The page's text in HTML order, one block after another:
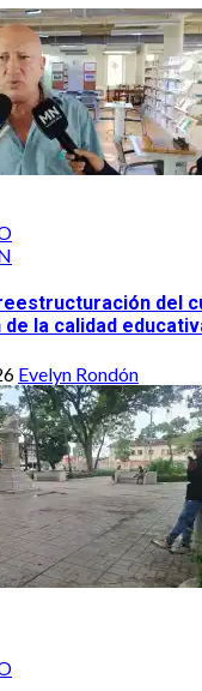
del
la calidad
Evelyn Rondón